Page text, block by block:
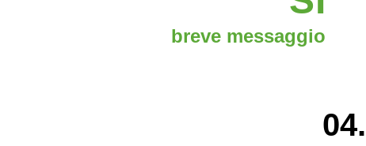
breve messaggio
04.